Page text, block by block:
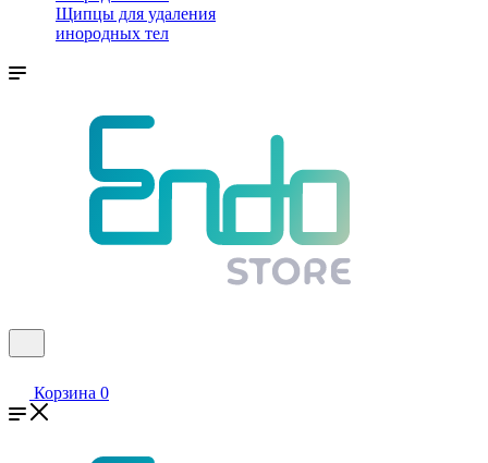
Щипцы для удаления
инородных тел
Корзина 0